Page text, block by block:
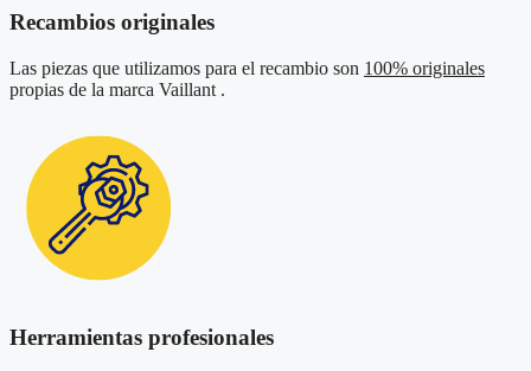
Recambios originales
Las piezas que utilizamos para el recambio son 100% originales
propias de la marca Vaillant .
Herramientas profesionales